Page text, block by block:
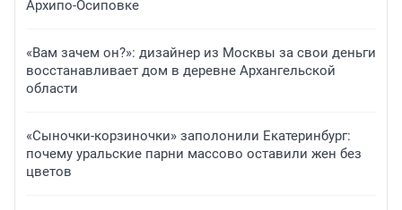
Архипо-Осиповке
«Вам зачем он?»: дизайнер из Москвы за свои деньги
восстанавливает дом в деревне Архангельской
области
«Сыночки-корзиночки» заполонили Екатеринбург:
почему уральские парни массово оставили жен без
цветов